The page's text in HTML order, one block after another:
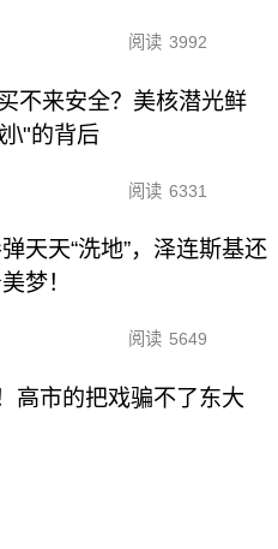
阅读 3992
不来安全？美核潜光鲜
\"的背后
阅读 6331
天天“洗地”，泽连斯基还
梦！
阅读 5649
高市的把戏骗不了东大